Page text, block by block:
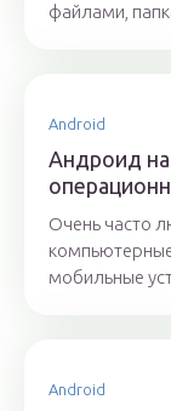
файлами,
Android
Андроид
Очень часто
мобильные
Android